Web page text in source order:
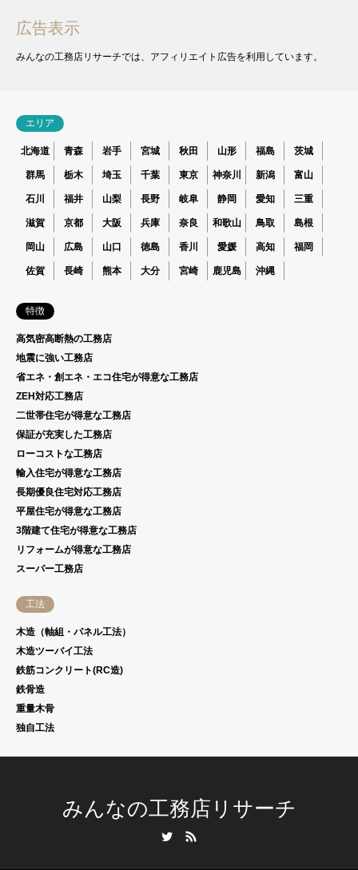
広告表示
みんなの工務店リサーチでは、アフィリエイト広告を利用しています。
エリア
北海道 青森 岩手 宮城 秋田 山形 福島 茨城
群馬 栃木 埼玉 千葉 東京 神奈川 新潟 富山
石川 福井 山梨 長野 岐阜 静岡 愛知 三重
滋賀 京都 大阪 兵庫 奈良 和歌山 鳥取 島根
岡山 広島 山口 徳島 香川 愛媛 高知 福岡
佐賀 長崎 熊本 大分 宮崎 鹿児島 沖縄
特徴
高気密高断熱の工務店
地震に強い工務店
省エネ・創エネ・エコ住宅が得意な工務店
ZEH対応工務店
二世帯住宅が得意な工務店
保証が充実した工務店
ローコストな工務店
輸入住宅が得意な工務店
長期優良住宅対応工務店
平屋住宅が得意な工務店
3階建て住宅が得意な工務店
リフォームが得意な工務店
スーパー工務店
工法
木造（軸組・パネル工法）
木造ツーバイ工法
鉄筋コンクリート(RC造)
鉄骨造
重量木骨
独自工法
みんなの工務店リサーチ